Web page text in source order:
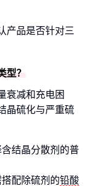
产品是否针对三
型？
衰减和充电困
晶硫化与严重硫
结晶分散剂的普
配除硫剂的铅酸